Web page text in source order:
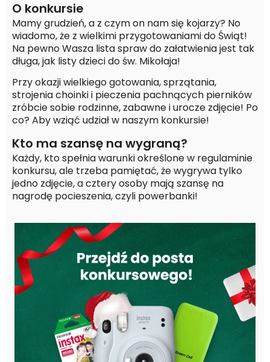
O konkursie
Mamy grudzień, a z czym on nam się kojarzy? No
wiadomo, że z wielkimi przygotowaniami do Świąt!
Na pewno Wasza lista spraw do załatwienia jest tak
długa, jak listy dzieci do św. Mikołaja!
Przy okazji wielkiego gotowania, sprzątania,
strojenia choinki i pieczenia pachnących pierników
zróbcie sobie rodzinne, zabawne i urocze zdjęcie! Po
co? Aby wziąć udział w naszym konkursie!
Kto ma szansę na wygraną?
Każdy, kto spełnia warunki określone w regulaminie
konkursu, ale trzeba pamiętać, że wygrywa tylko
jedno zdjęcie, a cztery osoby mają szansę na
nagrodę pocieszenia, czyli powerbanki!